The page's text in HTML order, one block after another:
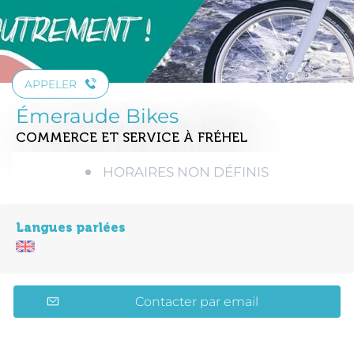
APPELER
Émeraude Bikes
COMMERCE ET SERVICE À FRÉHEL
HORAIRES NON DÉFINIS
Langues parlées
Contacter par email